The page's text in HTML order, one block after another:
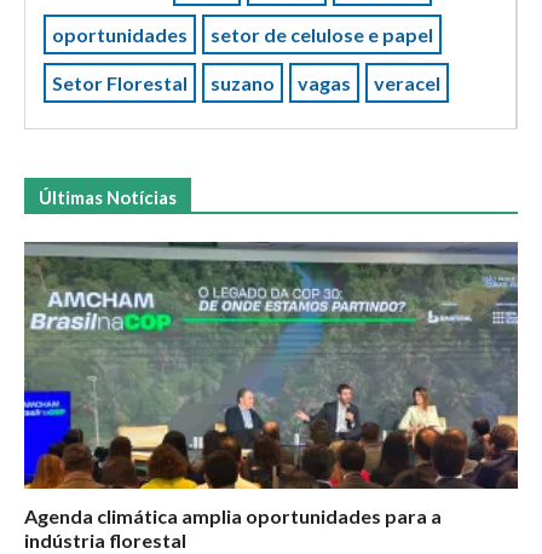
oportunidades setor de celulose e papel
Setor Florestal suzano vagas veracel
Últimas Notícias
Agenda climática amplia oportunidades para a
indústria florestal